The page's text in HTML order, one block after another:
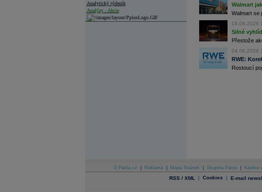
Analytický týdeník
Analýzy - Akcie
Archiv - Měsíční makroekonomické přehledy
Walmart
Walmart se
18.06.2026
Silné
Přestože
04.06.2026
RWE:
Rostoucí
O Patria.cz Reklama Mapa Stránek Skupina Patria Kariéra
RSS / XML | Cookies | E-mail